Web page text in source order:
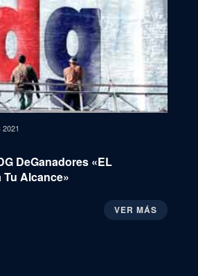
DeGanadores «EL
Alcance»
VER MÁS